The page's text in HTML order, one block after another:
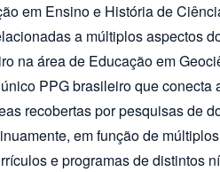
em Ensino e História de
a múltiplos aspectos
na área de Educação em
PPG brasileiro que conecta
recobertas por pesquisas de
em função de
e programas de distintos